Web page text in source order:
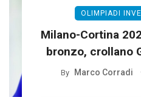
OLIMPIADI
Milano-Cortina
bronzo, crollano
By Marco Corradi